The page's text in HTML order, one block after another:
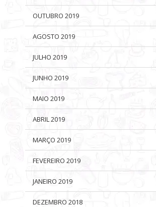
OUTUBRO 2019
AGOSTO 2019
JULHO 2019
JUNHO 2019
MAIO 2019
ABRIL 2019
MARÇO 2019
FEVEREIRO 2019
JANEIRO 2019
DEZEMBRO 2018